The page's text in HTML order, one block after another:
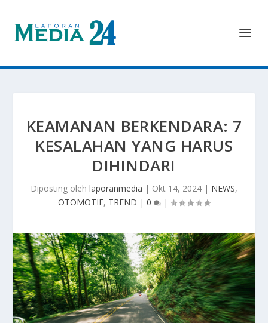
KEAMANAN BERKENDARA: 7
KESALAHAN YANG HARUS
DIHINDARI
Diposting oleh laporanmedia | Okt 14, 2024 | NEWS,
OTOMOTIF, TREND | 0 |